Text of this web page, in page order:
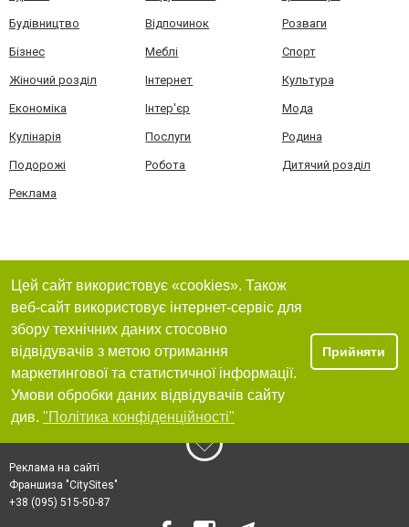
Будівництво Відпочинок Розваги
Бізнес Меблі Спорт
Жіночий розділ Інтернет Культура
Економіка Інтер'єр Мода
Кулінарія Послуги Родина
Подорожі Робота Дитячий розділ
Реклама
Цей сайт використовує «cookies». Також
веб-сайт використовує інтернет-сервіс для
збору технічних даних стосовно
відвідувачів з метою отримання
маркетингової та статистичної інформації.
Умови обробки даних відвідувачів сайту
див. "Політика конфіденційності"
Прийняти
Реклама на сайті
Франшиза "CitySites"
+38 (095) 515-50-87